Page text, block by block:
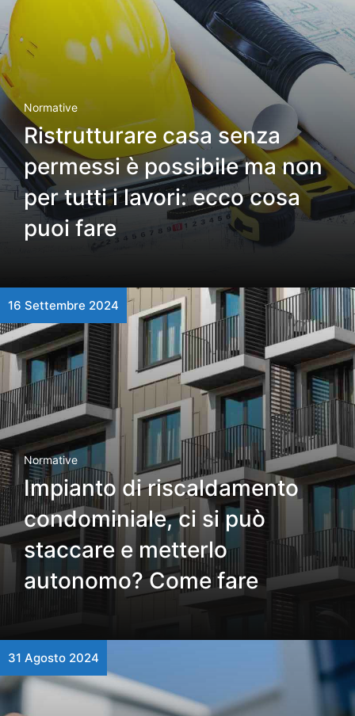
Normative
Ristrutturare casa senza
permessi è possibile ma non
per tutti i lavori: ecco cosa
puoi fare
16 Settembre 2024
Normative
Impianto di riscaldamento
condominiale, ci si può
staccare e metterlo
autonomo? Come fare
31 Agosto 2024